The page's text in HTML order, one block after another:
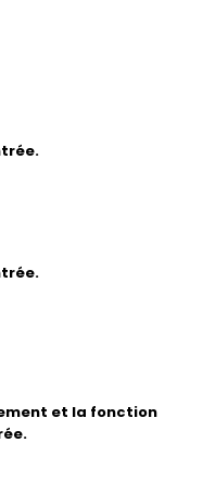
et la fonction